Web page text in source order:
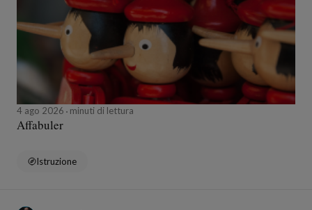
4 ago 2026 minuti di lettura
Affabuler
Istruzione